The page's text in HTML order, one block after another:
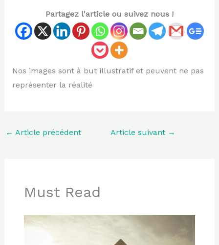
Partagez l'article ou suivez nous !
Nos images sont à but illustratif et peuvent ne pas
représenter la réalité
← Article précédent Article suivant →
Must Read